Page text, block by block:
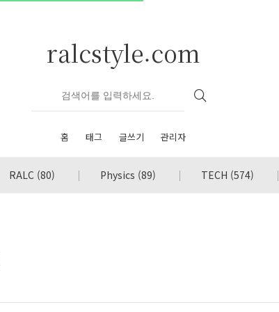
ralcstyle.com
홈 태그 글쓰기 관리자
RALC (80) Physics (89) TECH (574)